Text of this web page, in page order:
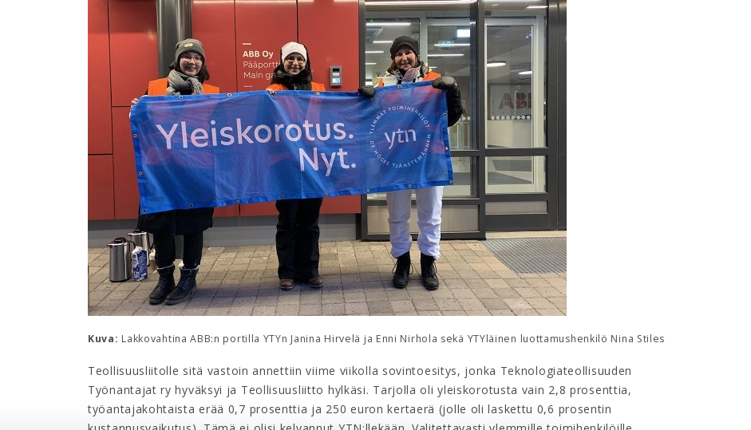
Kuva: Lakkovahtina ABB:n portilla YTYn Janina Hirvelä ja Enni Nirhola sekä YTYläinen luottamushenkilö Nina Stiles
Teollisuusliitolle sitä vastoin annettiin viime viikolla sovintoesitys, jonka Teknologiateollisuuden
Työnantajat ry hyväksyi ja Teollisuusliitto hylkäsi. Tarjolla oli yleiskorotusta vain 2,8 prosenttia,
työantajakohtaista erää 0,7 prosenttia ja 250 euron kertaerä (jolle oli laskettu 0,6 prosentin